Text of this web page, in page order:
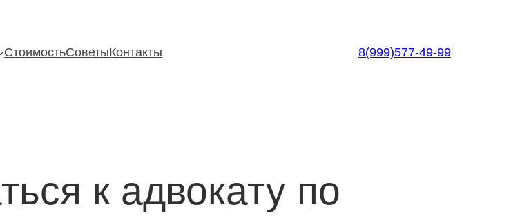
СтоимостьСоветыКонтакты 8(999)577-49-99
к адвокату по